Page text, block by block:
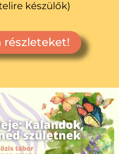
készülők)
részleteket!